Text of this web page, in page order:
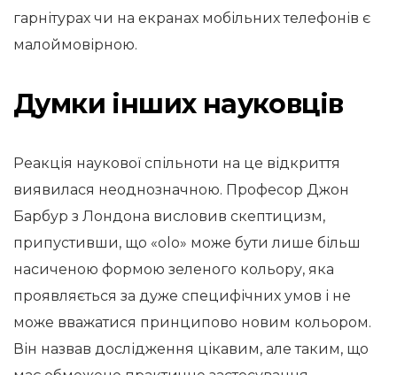
гарнітурах чи на екранах мобільних телефонів є
малоймовірною.
Думки інших науковців
Реакція наукової спільноти на це відкриття
виявилася неоднозначною. Професор Джон
Барбур з Лондона висловив скептицизм,
припустивши, що «olo» може бути лише більш
насиченою формою зеленого кольору, яка
проявляється за дуже специфічних умов і не
може вважатися принципово новим кольором.
Він назвав дослідження цікавим, але таким, що